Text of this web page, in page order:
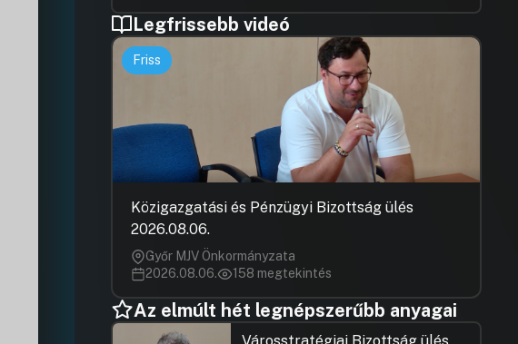
Legfrissebb videó
Friss
Közigazgatási és Pénzügyi Bizottság ülés
2026.08.06.
Győr MJV Önkormányzata
2026.08.06.
158 megtekintés
Az elmúlt hét legnépszerűbb anyagai